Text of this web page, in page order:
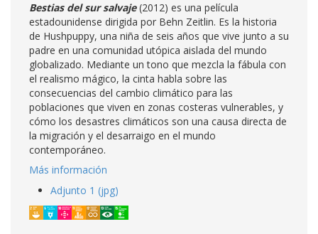
Bestias del sur salvaje (2012) es una película
estadounidense dirigida por Behn Zeitlin. Es la historia
de Hushpuppy, una niña de seis años que vive junto a su
padre en una comunidad utópica aislada del mundo
globalizado. Mediante un tono que mezcla la fábula con
el realismo mágico, la cinta habla sobre las
consecuencias del cambio climático para las
poblaciones que viven en zonas costeras vulnerables, y
cómo los desastres climáticos son una causa directa de
la migración y el desarraigo en el mundo
contemporáneo.
Más información
Adjunto 1 (jpg)